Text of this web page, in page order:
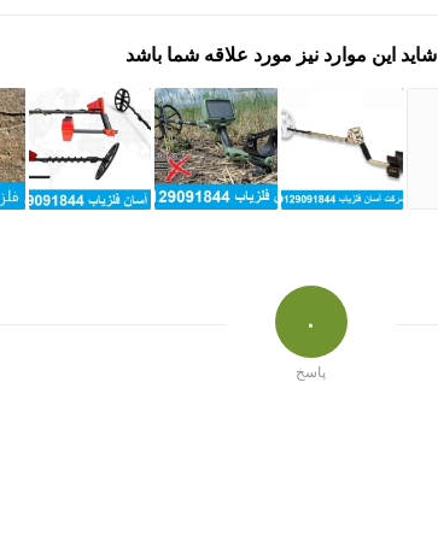
شاید این موارد نیز مورد علاقه شما باشد
۰
پاسخ